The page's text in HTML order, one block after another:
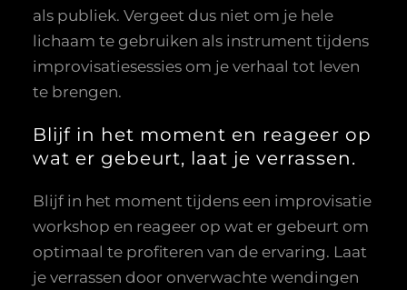
als publiek. Vergeet dus niet om je hele
lichaam te gebruiken als instrument tijdens
improvisatiesessies om je verhaal tot leven
te brengen.
Blijf in het moment en reageer op
wat er gebeurt, laat je verrassen.
Blijf in het moment tijdens een improvisatie
workshop en reageer op wat er gebeurt om
optimaal te profiteren van de ervaring. Laat
je verrassen door onverwachte wendingen